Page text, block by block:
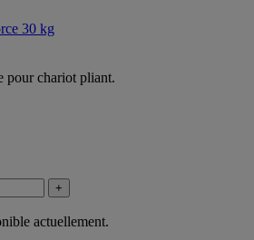
30 kg
pour chariot pliant.
+
actuellement.